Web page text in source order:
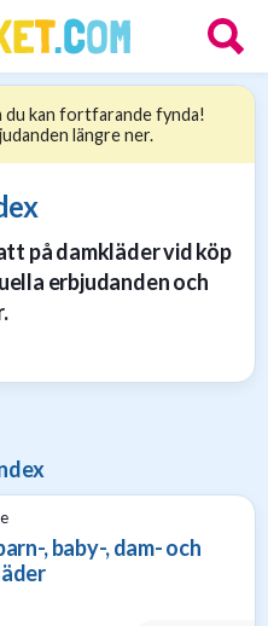
du kan fortfarande fynda!
längre ner.
på damkläder vid köp
erbjudanden och
, baby-, dam- och